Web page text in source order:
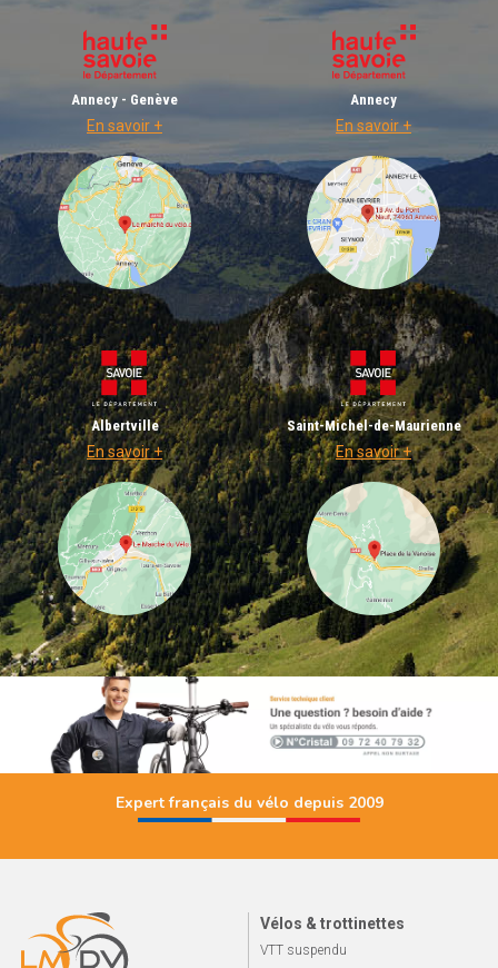
Annecy - Genève
En savoir +
Annecy
En savoir +
Albertville
En savoir +
Saint-Michel-de-Maurienne
En savoir +
Expert français du vélo depuis 2009
Vélos & trottinettes
VTT suspendu